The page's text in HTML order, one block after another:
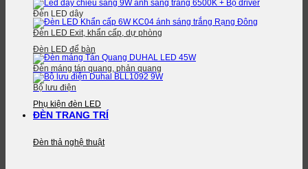
Đèn LED dây
Đèn LED Exit, khẩn cấp, dự phòng
Đèn LED để bàn
Đèn máng tán quang, phản quang
Bộ lưu điện
Phụ kiện đèn LED
ĐÈN TRANG TRÍ
Đèn thả nghệ thuật